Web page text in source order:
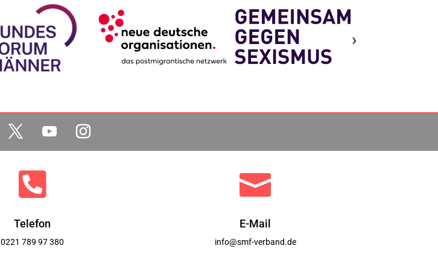
›

Telefon
0221 789 97 380

E-Mail
info@smf-verband.de